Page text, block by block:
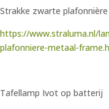
Strakke zwarte
https://www.straluma.nl/
plafonniere-metaal-
Tafellamp Ivot op batterij